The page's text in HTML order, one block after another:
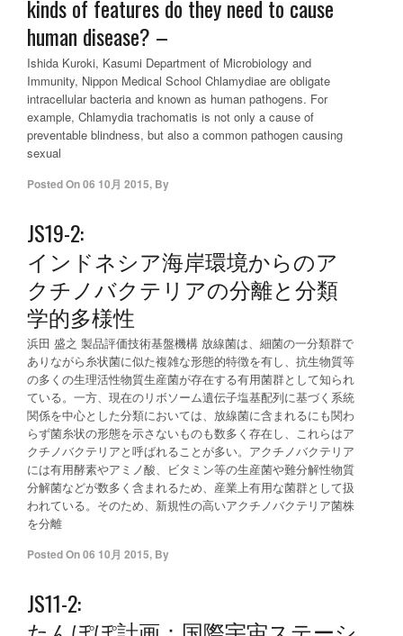
kinds of features do they need to cause
human disease? –
Ishida Kuroki, Kasumi Department of Microbiology and
Immunity, Nippon Medical School Chlamydiae are obligate
intracellular bacteria and known as human pathogens. For
example, Chlamydia trachomatis is not only a cause of
preventable blindness, but also a common pathogen causing
sexual
Posted On06 10月 2015, By
JS19-2:
インドネシア海岸環境からのア
クチノバクテリアの分離と分類
学的多様性
浜田 盛之 製品評価技術基盤機構 放線菌は、細菌の一分類群で
ありながら糸状菌に似た複雑な形態的特徴を有し、抗生物質等
の多くの生理活性物質生産菌が存在する有用菌群として知られ
ている。一方、現在のリボソーム遺伝子塩基配列に基づく系統
関係を中心とした分類においては、放線菌に含まれるにも関わ
らず菌糸状の形態を示さないものも数多く存在し、これらはア
クチノバクテリアと呼ばれることが多い。アクチノバクテリア
には有用酵素やアミノ酸、ビタミン等の生産菌や難分解性物質
分解菌などが数多く含まれるため、産業上有用な菌群として扱
われている。そのため、新規性の高いアクチノバクテリア菌株
を分離
Posted On06 10月 2015, By
JS11-2: